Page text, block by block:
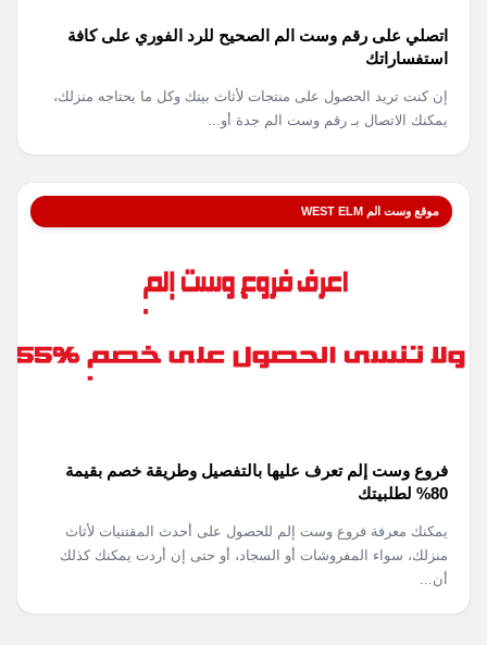
اتصلي على رقم وست الم الصحيح للرد الفوري على كافة
استفساراتك
إن كنت تريد الحصول على منتجات لأثاث بيتك وكل ما يحتاجه منزلك،
يمكنك الاتصال بـ رقم وست الم جدة أو...
موقع وست الم WEST ELM
فروع وست إلم تعرف عليها بالتفصيل وطريقة خصم بقيمة
80% لطلبيتك
يمكنك معرفة فروع وست إلم للحصول على أحدث المقتنيات لأثاث
منزلك، سواء المفروشات أو السجاد، أو حتى إن أردت يمكنك كذلك
أن...